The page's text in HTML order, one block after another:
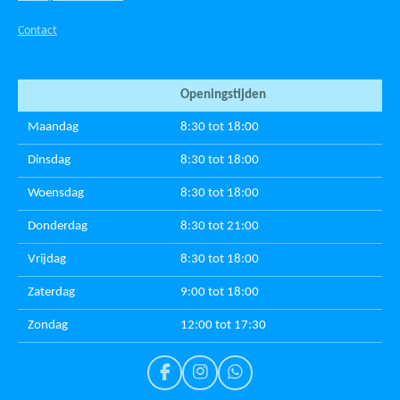
Contact
Openingstijden
Maandag 8:30 tot 18:00
Dinsdag 8:30 tot 18:00
Woensdag 8:30 tot 18:00
Donderdag 8:30 tot 21:00
Vrijdag 8:30 tot 18:00
Zaterdag 9:00 tot 18:00
Zondag 12:00 tot 17:30
F
I
W